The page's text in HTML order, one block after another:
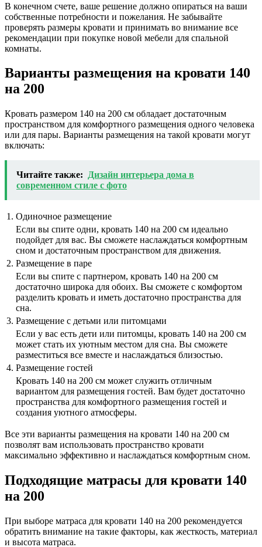
В конечном счете, ваше решение должно опираться на ваши
собственные потребности и пожелания. Не забывайте
проверять размеры кровати и принимать во внимание все
рекомендации при покупке новой мебели для спальной
комнаты.
Варианты размещения на кровати 140
на 200
Кровать размером 140 на 200 см обладает достаточным
пространством для комфортного размещения одного человека
или для пары. Варианты размещения на такой кровати могут
включать:
Читайте также:
Дизайн интерьера дома в
современном стиле с фото
1. Одиночное размещение
Если вы спите одни, кровать 140 на 200 см идеально
подойдет для вас. Вы сможете наслаждаться комфортным
сном и достаточным пространством для движения.
2. Размещение в паре
Если вы спите с партнером, кровать 140 на 200 см
достаточно широка для обоих. Вы сможете с комфортом
разделить кровать и иметь достаточно пространства для
сна.
3. Размещение с детьми или питомцами
Если у вас есть дети или питомцы, кровать 140 на 200 см
может стать их уютным местом для сна. Вы сможете
разместиться все вместе и наслаждаться близостью.
4. Размещение гостей
Кровать 140 на 200 см может служить отличным
вариантом для размещения гостей. Вам будет достаточно
пространства для комфортного размещения гостей и
создания уютного атмосферы.
Все эти варианты размещения на кровати 140 на 200 см
позволят вам использовать пространство кровати
максимально эффективно и наслаждаться комфортным сном.
Подходящие матрасы для кровати 140
на 200
При выборе матраса для кровати 140 на 200 рекомендуется
обратить внимание на такие факторы, как жесткость, материал
и высота матраса.